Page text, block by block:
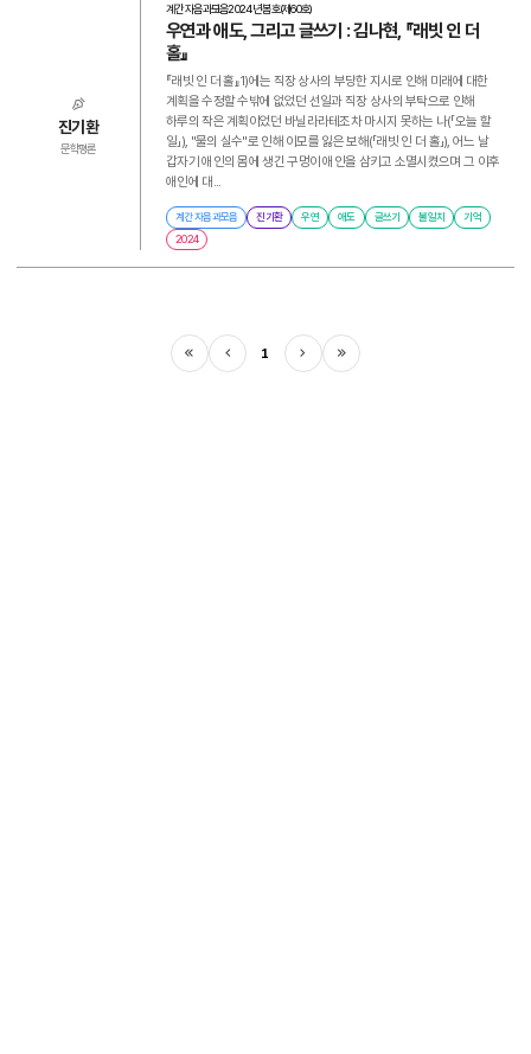
진기환
문학평론
계간 자음과모음2024년 봄호(제60호)
우연과 애도, 그리고 글쓰기 : 김나현, 『래빗 인 더
홀』
『래빗 인 더 홀』1)에는 직장 상사의 부당한 지시로 인해 미래에 대한
계획을 수정할 수밖에 없었던 선일과 직장 상사의 부탁으로 인해
하루의 작은 계획이었던 바닐라라테조차 마시지 못하는 나(「오늘 할
일」), "물의 실수"로 인해 이모를 잃은 보해(「래빗 인 더 홀」), 어느 날
갑자기 애인의 몸에 생긴 구멍이 애인을 삼키고 소멸시켰으며 그 이후
애인에 대...
계간 자음과모음 진기환 우연 애도 글쓰기 불일치
기억
2024
처음 이전 1 다음 마지막